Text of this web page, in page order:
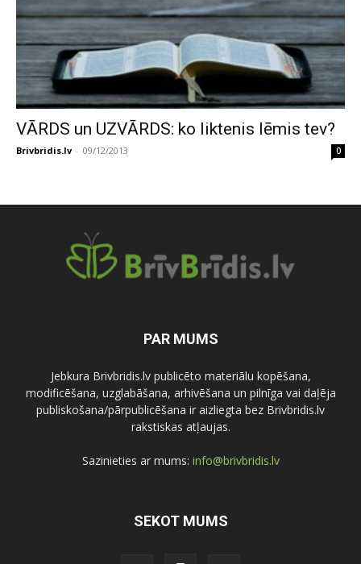
VĀRDS un UZVĀRDS: ko liktenis lēmis tev?
Brivbridis.lv - 09/12/2013 0
PAR MUMS
Jebkura Brivbridis.lv publicēto materiālu kopēšana,
modificēšana, uzglabāšana, arhivēšana un pilnīga vai daļēja
publiskošana/pārpublicēšana ir aizliegta bez Brivbridis.lv
rakstiskas atļaujas.
Sazinieties ar mums: info@brivbridis.lv
SEKOT MUMS